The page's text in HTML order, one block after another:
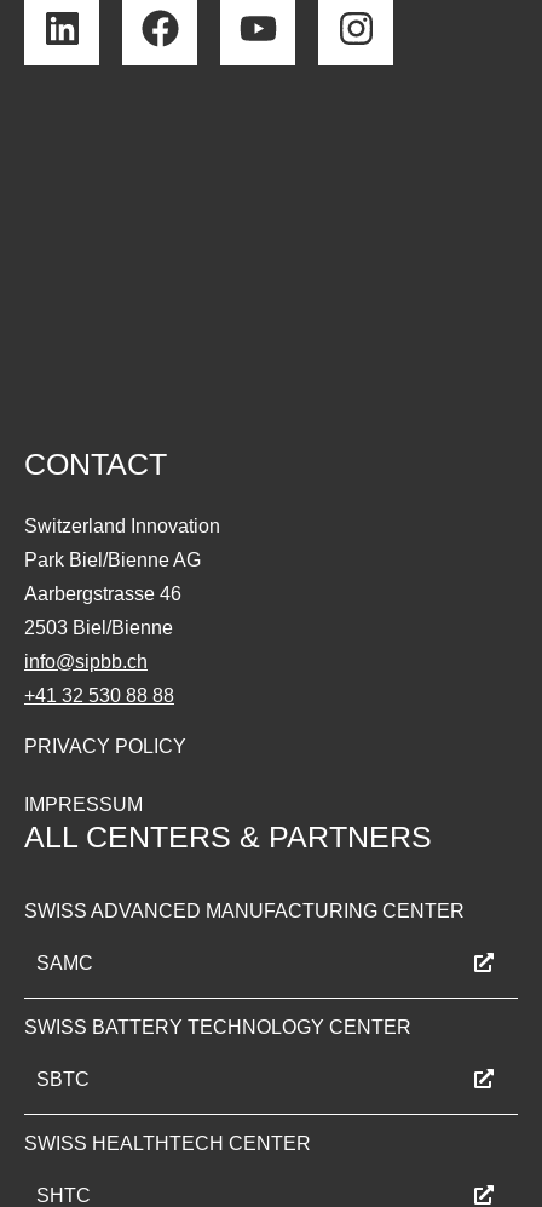
CONTACT
Switzerland Innovation
Park Biel/Bienne AG
Aarbergstrasse 46
2503 Biel/Bienne
info@sipbb.ch
+41 32 530 88 88
PRIVACY POLICY
IMPRESSUM
ALL CENTERS & PARTNERS
SWISS ADVANCED MANUFACTURING CENTER
SAMC
SWISS BATTERY TECHNOLOGY CENTER
SBTC
SWISS HEALTHTECH CENTER
SHTC